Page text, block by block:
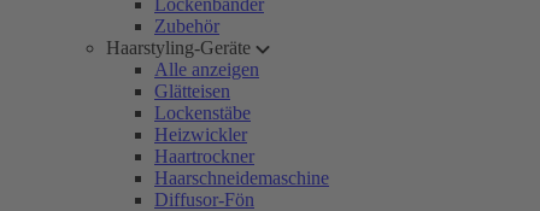
Lockenbänder
Zubehör
Haarstyling-Geräte
Alle anzeigen
Glätteisen
Lockenstäbe
Heizwickler
Haartrockner
Haarschneidemaschine
Diffusor-Fön